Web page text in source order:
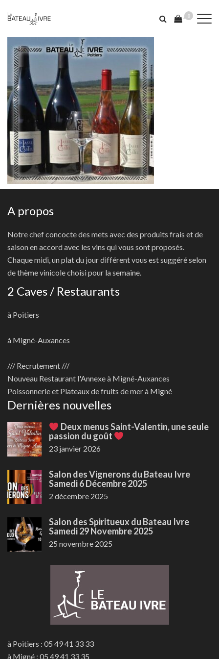
0
A propos
Notre chef concocte des mets avec des produits frais et de
saison en accord avec les vins qui vous sont proposés.
Chaque midi, un plat du jour différent vous est suggéré selon
de thème vinicole choisi pour la semaine.
2 Caves / Restaurants
à Poitiers
à Migné-Auxances
/// Recrutement ///
Nouveau Restaurant l'Annexe à Migné-Auxances
Poissonnerie et Plateaux de fruits de mer à Migné
Dernières nouvelles
Deux menus Saint-Valentin, une seule
passion du goût
23 janvier 2026
Salon des Vignerons du Bateau Ivre
Samedi 6 Décembre 2025
2 décembre 2025
Salon des Spiritueux du Bateau Ivre
Samedi 29 Novembre 2025
25 novembre 2025
à Poitiers : 05 49 41 33 33
à Migné : 05 49 41 33 35